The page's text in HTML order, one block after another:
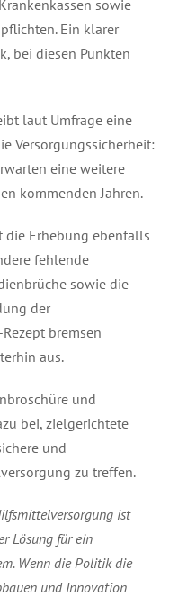
sowie
Ein klarer
bei diesen Punkten
laut Umfrage eine
Versorgungssicherheit:
eine weitere
kommenden Jahren.
die Erhebung ebenfalls
fehlende
sowie die
der
bremsen
aus.
und
bei, zielgerichtete
und
zu treffen.
ist
Lösung für ein
Wenn die Politik die
und Innovation